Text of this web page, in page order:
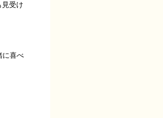
見受け
に喜べ